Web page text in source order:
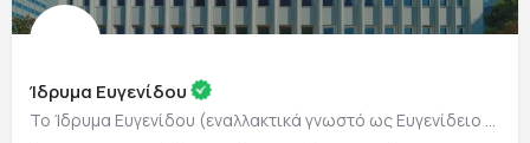
Ίδρυμα Ευγενίδου